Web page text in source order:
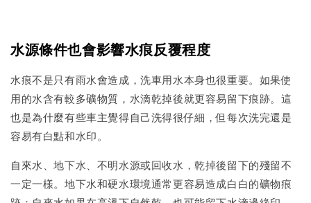
水源條件也會影響水痕反覆程度
水痕不是只有雨水會造成，洗車用水本身也很重要。如果使
用的水含有較多礦物質，水滴乾掉後就更容易留下痕跡。這
也是為什麼有些車主覺得自己洗得很仔細，但每次洗完還是
容易有白點和水印。
自來水、地下水、不明水源或回收水，乾掉後留下的殘留不
一定一樣。地下水和硬水環境通常更容易造成白白的礦物痕